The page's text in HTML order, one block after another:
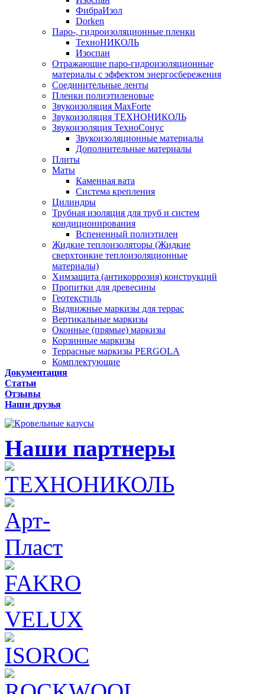
ФибраИзол
Dorken
Паро-, гидроизоляционные пленки
ТехноНИКОЛЬ
Изоспан
Отражающие паро-гидроизоляционные
материалы с эффектом энергосбережения
Соединительные ленты
Пленки полиэтиленовые
Звукоизоляция MaxForte
Звукоизоляция ТЕХНОНИКОЛЬ
Звукоизоляция ТехноСонус
Звукоизоляционные материалы
Дополнительные материалы
Плиты
Маты
Каменная вата
Система крепления
Цилиндры
Трубная изоляция для труб и систем
кондиционирования
Вспененный полиэтилен
Жидкие теплоизоляторы (Жидкие
сверхтонкие теплоизоляционные
материалы)
Химзащита (антикоррозия) конструкций
Пропитки для древесины
Геотекстиль
Выдвижные маркизы для террас
Вертикальные маркизы
Оконные (прямые) маркизы
Корзинные маркизы
Террасные маркизы PERGOLA
Комплектующие
Документация
Статьи
Отзывы
Наши друзья
Наши партнеры